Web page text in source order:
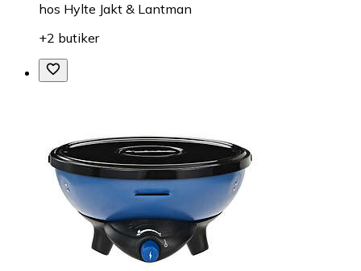
hos Hylte Jakt & Lantman
+2 butiker